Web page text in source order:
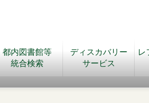
都内図書館等
統合検索
ディスカバリー
サービス
レ